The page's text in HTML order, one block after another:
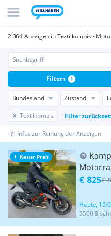
2.364 Anzeigen in Textilkombis -
Bundesland Zustand
Textilkombis Filter
Filtern 1
Infos zur Reihung der Anzeigen
Neuer Preis
Helm
€ 825€
Heute,
5500